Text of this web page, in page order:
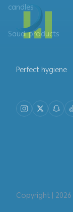
candles
Saudi products
Perfect hygiene
Copyright | 2026